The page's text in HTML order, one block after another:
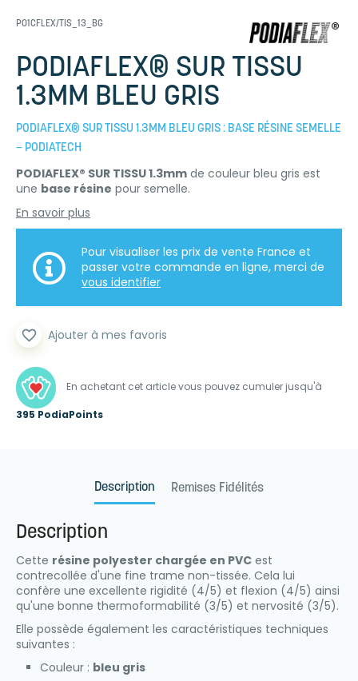
P01CFLEX/TIS_13_BG
PODIAFLEX® SUR TISSU
1.3MM BLEU GRIS
PODIAFLEX® SUR TISSU 1.3MM BLEU GRIS : BASE RÉSINE SEMELLE
– PODIATECH
PODIAFLEX® SUR TISSU 1.3mm de couleur bleu gris est
une base résine pour semelle.
En savoir plus
Pour visualiser les prix de vente France et
passer votre commande en ligne, merci de
vous identifier
En achetant cet article vous pouvez cumuler jusqu'à
395 PodiaPoints
favorite_border Ajouter à mes favoris
Description Remises Fidélités
Description
Cette résine polyester chargée en PVC est
contrecollée d'une fine trame non-tissée. Cela lui
confère une excellente rigidité (4/5) et flexion (4/5) ainsi
qu'une bonne thermoformabilité (3/5) et nervosité (3/5).
Elle possède également les caractéristiques techniques
suivantes :
Couleur : bleu gris